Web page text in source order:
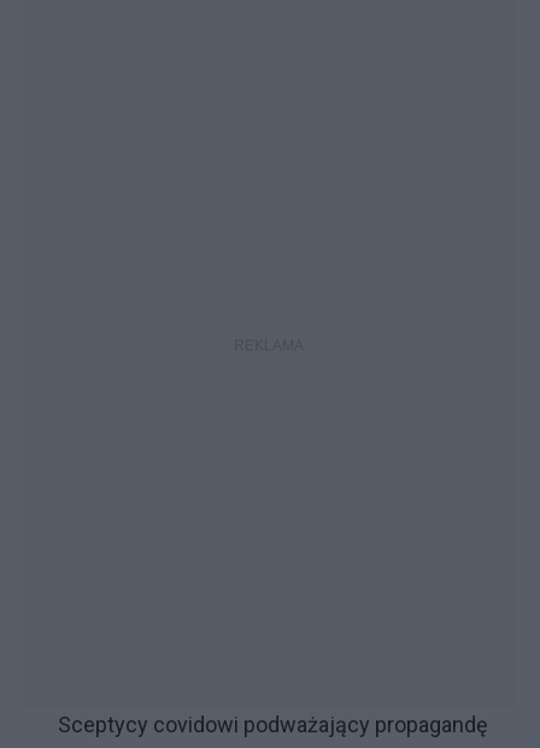
Sceptycy covidowi podważający propagandę